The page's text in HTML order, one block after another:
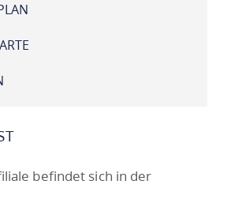
befindet sich in der